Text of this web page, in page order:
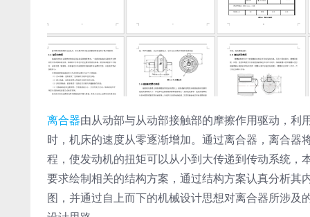
离合器由从动部与从动部接触部的摩擦作用驱动，利
时，机床的速度从零逐渐增加。通过离合器，离合
程，使发动机的扭矩可以从小到大传递到传动系统
要求绘制相关的结构方案，通过结构方案认真分析
图，并通过自上而下的机械设计思想对离合器所涉及